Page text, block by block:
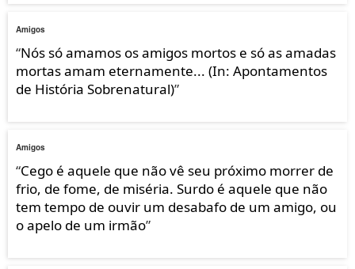
Amigos
“Nós só amamos os amigos mortos e só as amadas
mortas amam eternamente... (In: Apontamentos
de História Sobrenatural)”
Amigos
“Cego é aquele que não vê seu próximo morrer de
frio, de fome, de miséria. Surdo é aquele que não
tem tempo de ouvir um desabafo de um amigo, ou
o apelo de um irmão”